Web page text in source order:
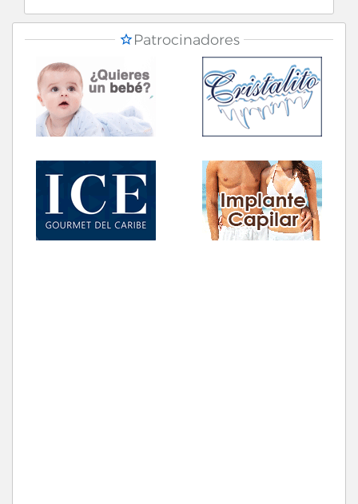
Playa del Carmen, Quintana Roo
Ultrafemme Paseo del Carmen:Av. 10 Sur S/N entre
Ave 10 y Calle 1 Sur Local. 15 Plaza Paseo del Carmen
Playa del Carmen, Quintana Roo
San José del Cabo, Baja California Sur
Patrocinadores